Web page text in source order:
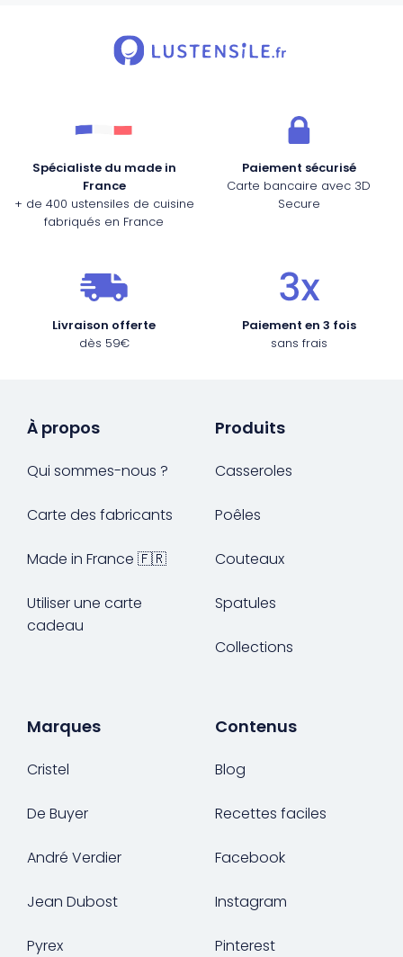
Spécialiste du made in
France
+ de 400 ustensiles de cuisine
fabriqués en France
Paiement sécurisé
Carte bancaire avec 3D
Secure
Livraison offerte
dès 59€
Paiement en 3 fois
sans frais
À propos
Qui sommes-nous ?
Carte des fabricants
Made in France 🇫🇷
Utiliser une carte
cadeau
Produits
Casseroles
Poêles
Couteaux
Spatules
Collections
Marques
Cristel
De Buyer
André Verdier
Jean Dubost
Pyrex
Contenus
Blog
Recettes faciles
Facebook
Instagram
Pinterest